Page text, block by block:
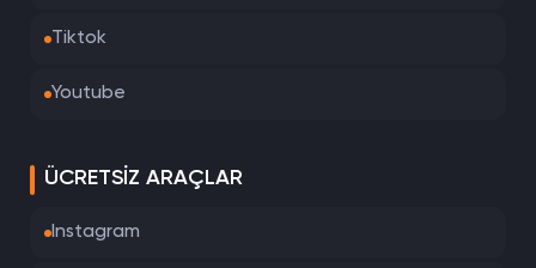
Tiktok
Youtube
ÜCRETSIZ ARAÇLAR
Instagram